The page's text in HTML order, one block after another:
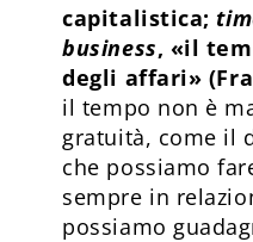
capitalistica;
business, «il
degli affari»
il tempo non è
gratuità, come il
che possiamo
sempre in
possiamo